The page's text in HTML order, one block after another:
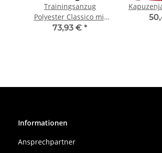
Trainingsanzug
Polyester Classico mit
Kapuze
73,93 € *
Informationen
Ansprechpartner